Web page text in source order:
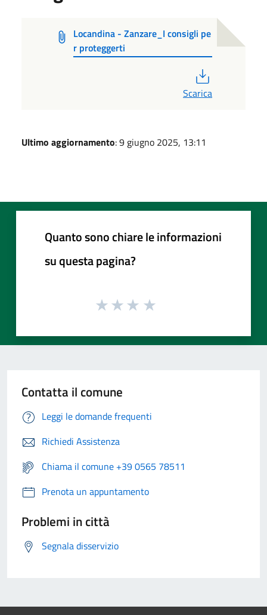
Locandina - Zanzare_I consigli pe
r proteggerti
Scarica
Ultimo aggiornamento: 9 giugno 2025, 13:11
Quanto sono chiare le informazioni
su questa pagina?
Contatta il comune
Leggi le domande frequenti
Richiedi Assistenza
Chiama il comune +39 0565 78511
Prenota un appuntamento
Problemi in città
Segnala disservizio